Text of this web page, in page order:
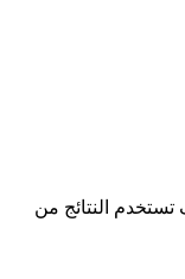
النتائج من